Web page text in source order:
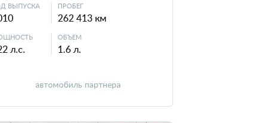
ВЫПУСКА ПРОБЕГ
262 413 км
л.с.
ОБЪЕМ
1.6 л.
автомобиль партнера